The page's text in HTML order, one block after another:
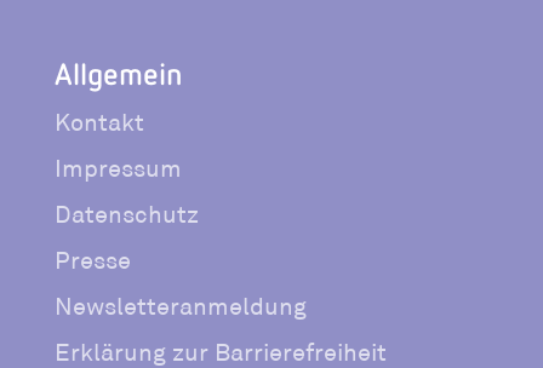
Allgemein
Kontakt
Impressum
Datenschutz
Presse
Newsletteranmeldung
Erklärung zur Barrierefreiheit